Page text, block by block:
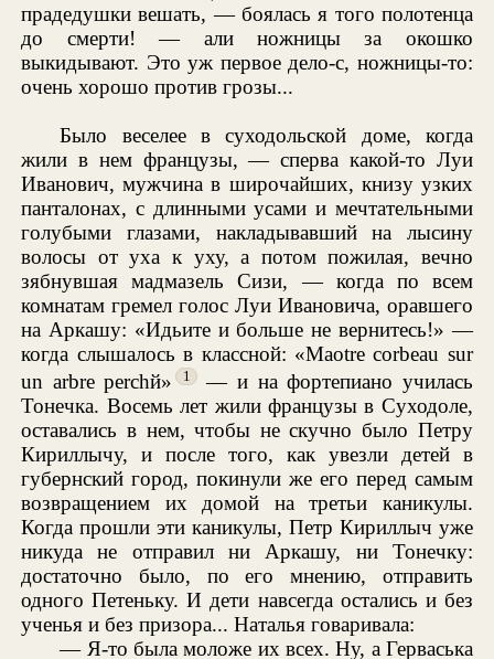
прадедушки вешать, — боялась я того полотенца
до смерти! — али ножницы за окошко
выкидывают. Это уж первое дело-с, ножницы-то:
очень хорошо против грозы...
Было веселее в суходольской доме, когда
жили в нем французы, — сперва какой-то Луи
Иванович, мужчина в широчайших, книзу узких
панталонах, с длинными усами и мечтательными
голубыми глазами, накладывавший на лысину
волосы от уха к уху, а потом пожилая, вечно
зябнувшая мадмазель Сизи, — когда по всем
комнатам гремел голос Луи Ивановича, оравшего
на Аркашу: «Идьите и больше не вернитесь!» —
когда слышалось в классной: «Maоtre corbeau sur
un arbre perchй»
1
— и на фортепиано училась
Тонечка. Восемь лет жили французы в Суходоле,
оставались в нем, чтобы не скучно было Петру
Кириллычу, и после того, как увезли детей в
губернский город, покинули же его перед самым
возвращением их домой на третьи каникулы.
Когда прошли эти каникулы, Петр Кириллыч уже
никуда не отправил ни Аркашу, ни Тонечку:
достаточно было, по его мнению, отправить
одного Петеньку. И дети навсегда остались и без
ученья и без призора... Наталья говаривала:
— Я-то была моложе их всех. Ну, а Герваська